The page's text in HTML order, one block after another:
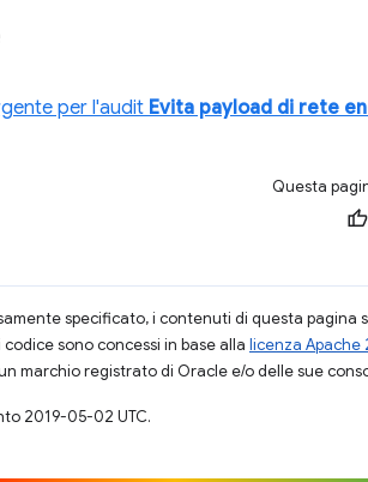
per l'audit Evita payload di rete
Questa
specificato, i contenuti di questa pagina
sono concessi in base alla licenza Apache
marchio registrato di Oracle e/o delle sue
2019-05-02 UTC.